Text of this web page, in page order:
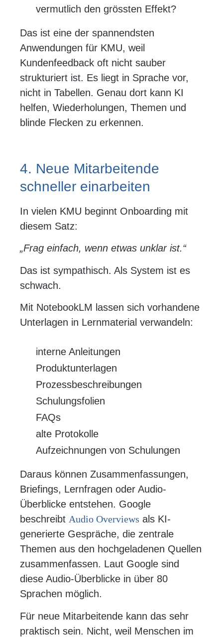
vermutlich den grössten Effekt?
Das ist eine der spannendsten
Anwendungen für KMU, weil
Kundenfeedback oft nicht sauber
strukturiert ist. Es liegt in Sprache vor,
nicht in Tabellen. Genau dort kann KI
helfen, Wiederholungen, Themen und
blinde Flecken zu erkennen.
4. Neue Mitarbeitende
schneller einarbeiten
In vielen KMU beginnt Onboarding mit
diesem Satz:
„Frag einfach, wenn etwas unklar ist.“
Das ist sympathisch. Als System ist es
schwach.
Mit NotebookLM lassen sich vorhandene
Unterlagen in Lernmaterial verwandeln:
interne Anleitungen
Produktunterlagen
Prozessbeschreibungen
Schulungsfolien
FAQs
alte Protokolle
Aufzeichnungen von Schulungen
Daraus können Zusammenfassungen,
Briefings, Lernfragen oder Audio-
Überblicke entstehen. Google
beschreibt Audio Overviews als KI-
generierte Gespräche, die zentrale
Themen aus den hochgeladenen Quellen
zusammenfassen. Laut Google sind
diese Audio-Überblicke in über 80
Sprachen möglich.
Für neue Mitarbeitende kann das sehr
praktisch sein. Nicht, weil Menschen im